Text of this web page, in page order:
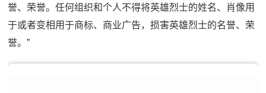
誉、荣誉。任何组织和个人不得将英雄烈士的姓名、肖像用
于或者变相用于商标、商业广告，损害英雄烈士的名誉、荣
誉。”